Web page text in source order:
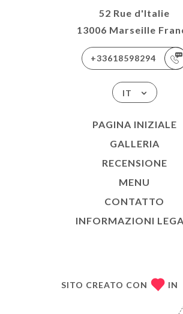
52 Rue d'Italie
13006 Marseille
+33618598294
IT
PAGINA INIZIALE
GALLERIA
RECENSIONE
MENU
CONTATTO
INFORMAZIONI
SITO CREATO CON IN